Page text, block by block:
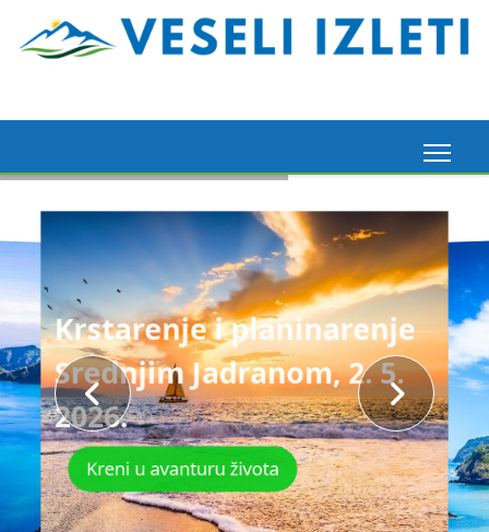
Krstarenje i planinarenje
Srednjim Jadranom, 2. 5.
2026.
Kreni u avanturu života